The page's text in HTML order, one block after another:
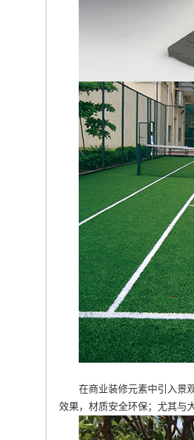
在商业装修元素中引入景
效果，材质安全环保；尤其与